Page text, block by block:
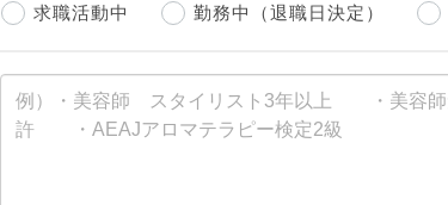
求職活動中 勤務中（退職日決定）